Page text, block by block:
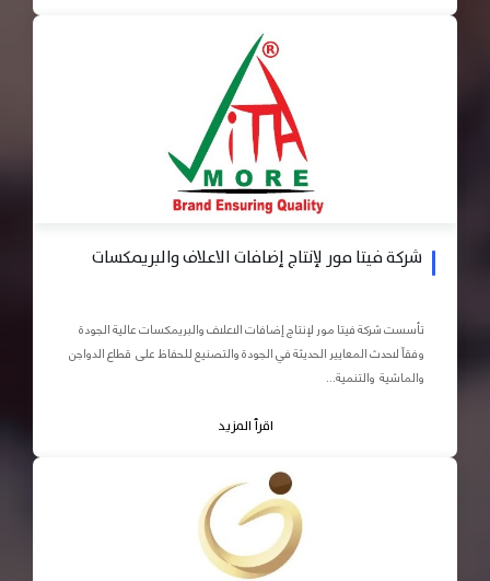
شركة فيتا مور لإنتاج إضافات الاعلاف والبريمكسات
تأسست شركة فيتا مور لإنتاج إضافات الاعلاف والبريمكسات عالية الجودة
وفقاً لاحدث المعايير الحديثة في الجودة والتصنيع للحفاظ على قطاع الدواجن
والماشية والتنمية...
اقرأ المزيد